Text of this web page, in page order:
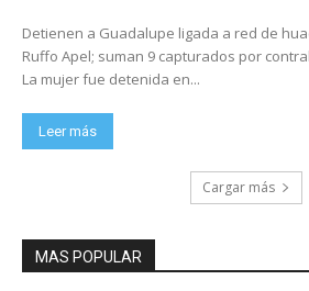
Detienen a Guadalupe ligada a red de
Ruffo Apel; suman 9 capturados por
La mujer fue detenida en...
Leer más
Cargar más
MAS POPULAR